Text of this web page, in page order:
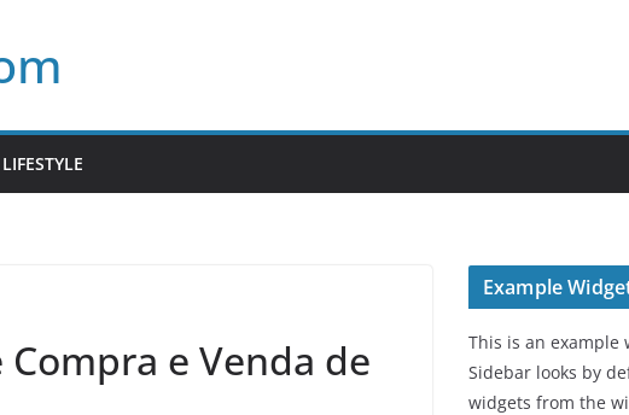
LIFESTYLE
Compra e Venda de
Example
This is an example
Sidebar looks by
widgets from the